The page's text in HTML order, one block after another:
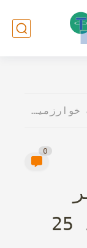
عندما تُداعب خوارزميات الذكاء الاصطناعي أوتار الإبداع: هل سيُنافس الروبوت...
0
العملات الى حدود 25